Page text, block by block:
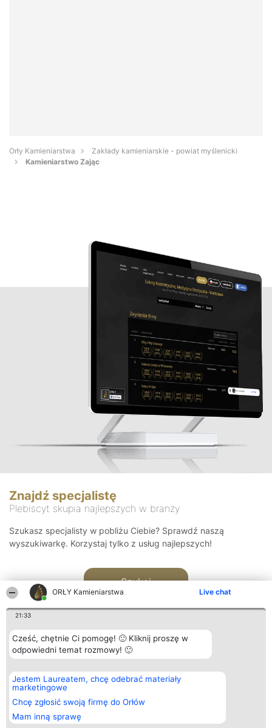
ORŁY Kamieniarstwa Live chat
21:33
Cześć, chętnie Ci pomogę! 🙂 Kliknij proszę w
odpowiedni temat rozmowy! 🙂
Jestem Laureatem, chcę odebrać materiały
marketingowe
Chcę zgłosić swoją firmę do Orłów
Mam inną sprawę
Orły Kamieniarstwa
Zakłady kamieniarskie - powiat myślenicki
Kamieniarstwo Zając
Znajdź specjalistę
Plebiscyt skupia najlepszych w branży
Szukasz specjalisty w pobliżu Ciebie? Sprawdź naszą
wyszukiwarkę. Korzystaj tylko z usług najlepszych!
Szukaj
Organizator plebiscytu
Bright Side Solutions sp. z o.
o. sp. k.
ul. Ruska 22
Wrocław 50-079
KRS 0000749100 | Regon
381313360 | NIP 8943132676
Plebiscyt
Laureaci
wszystkich
Laureatów
Regulamin
Kontakt
Kontakt